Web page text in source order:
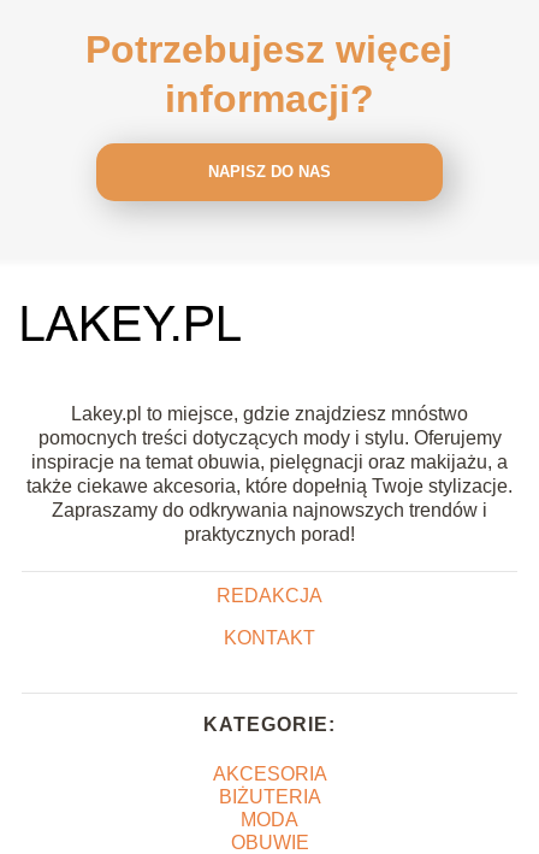
Potrzebujesz więcej
informacji?
NAPISZ DO NAS
Lakey.pl to miejsce, gdzie znajdziesz mnóstwo
pomocnych treści dotyczących mody i stylu. Oferujemy
inspiracje na temat obuwia, pielęgnacji oraz makijażu, a
także ciekawe akcesoria, które dopełnią Twoje stylizacje.
Zapraszamy do odkrywania najnowszych trendów i
praktycznych porad!
REDAKCJA
KONTAKT
KATEGORIE:
AKCESORIA
BIŻUTERIA
MODA
OBUWIE